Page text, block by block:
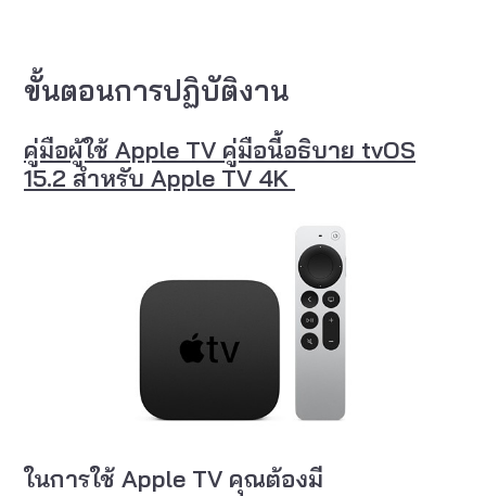
ขั้นตอนการปฏิบัติงาน
คู่มือผู้ใช้ Apple TV คู่มือนี้อธิบาย tvOS
15.2 สำหรับ Apple TV 4K
ในการใช้ Apple TV คุณต้องมี